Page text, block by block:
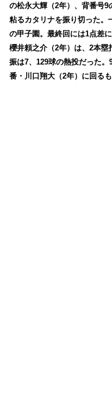
の松永大輝（2年）、背番号9
粘るカタリナを振り切った。
の甲子園。最終回には1点差
櫻井頼之介（2年）は、2本
振は7、129球の熱投だった
番・川口翔大（2年）に回る